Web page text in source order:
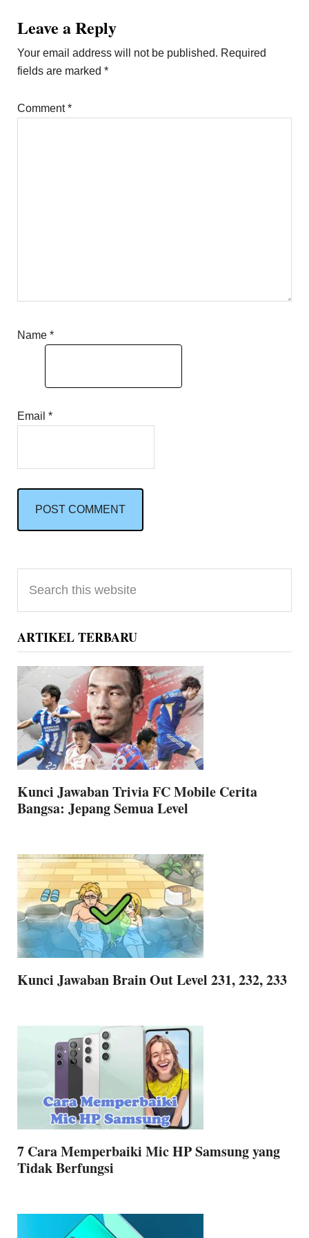
Reader
Interactions
Leave a Reply
Your email address will not be published. Required
fields are marked*
Comment*
Name*
Email*
Primary
Sidebar
this
website
ARTIKEL TERBARU
Kunci Jawaban Trivia FC Mobile Cerita
Bangsa: Jepang Semua Level
Kunci Jawaban Brain Out Level 231, 232, 233
7 Cara Memperbaiki Mic HP Samsung yang
Tidak Berfungsi